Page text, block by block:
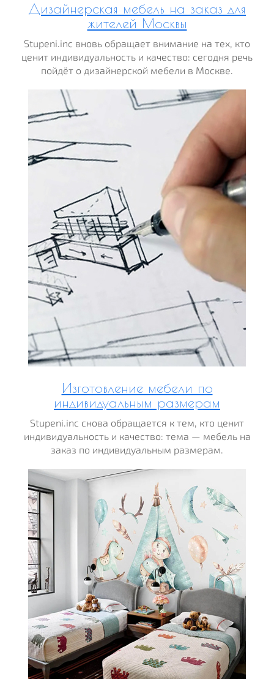
Дизайнерская мебель на заказ для
жителей Москвы
Stupeni.inc вновь обращает внимание на тех, кто
ценит индивидуальность и качество: сегодня речь
пойдёт о дизайнерской мебели в Москве.
Изготовление мебели по
индивидуальным размерам
Stupeni.inc снова обращается к тем, кто ценит
индивидуальность и качество: тема — мебель на
заказ по индивидуальным размерам.